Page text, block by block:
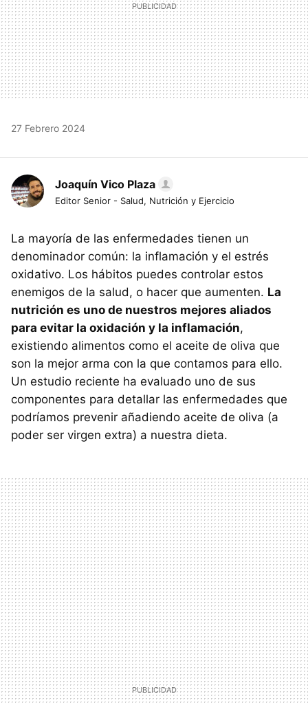
27 Febrero 2024
Joaquín Vico Plaza
Editor Senior - Salud, Nutrición y Ejercicio
La mayoría de las enfermedades tienen un
denominador común: la inflamación y el estrés
oxidativo. Los hábitos puedes controlar estos
enemigos de la salud, o hacer que aumenten. La
nutrición es uno de nuestros mejores aliados
para evitar la oxidación y la inflamación,
existiendo alimentos como el aceite de oliva que
son la mejor arma con la que contamos para ello.
Un estudio reciente ha evaluado uno de sus
componentes para detallar las enfermedades que
podríamos prevenir añadiendo aceite de oliva (a
poder ser virgen extra) a nuestra dieta.